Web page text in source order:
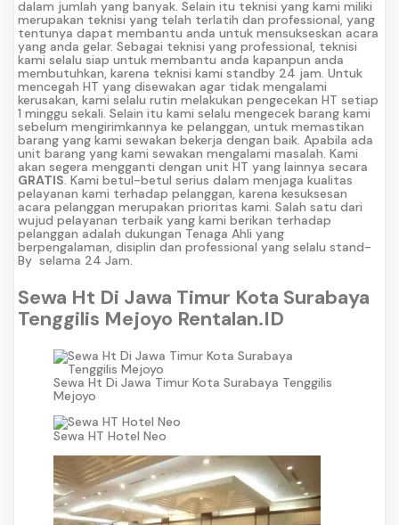
dalam jumlah yang banyak. Selain itu teknisi yang kami miliki
merupakan teknisi yang telah terlatih dan professional, yang
tentunya dapat membantu anda untuk mensukseskan acara
yang anda gelar. Sebagai teknisi yang professional, teknisi
kami selalu siap untuk membantu anda kapanpun anda
membutuhkan, karena teknisi kami standby 24 jam. Untuk
mencegah HT yang disewakan agar tidak mengalami
kerusakan, kami selalu rutin melakukan pengecekan HT setiap
1 minggu sekali. Selain itu kami selalu mengecek barang kami
sebelum mengirimkannya ke pelanggan, untuk memastikan
barang yang kami sewakan bekerja dengan baik. Apabila ada
unit barang yang kami sewakan mengalami masalah. Kami
akan segera mengganti dengan unit HT yang lainnya secara
GRATIS. Kami betul-betul serius dalam menjaga kualitas
pelayanan kami terhadap pelanggan, karena kesuksesan
acara pelanggan merupakan prioritas kami. Salah satu dari
wujud pelayanan terbaik yang kami berikan terhadap
pelanggan adalah dukungan Tenaga Ahli yang
berpengalaman, disiplin dan professional yang selalu stand-
By selama 24 Jam.
Sewa Ht Di Jawa Timur Kota Surabaya
Tenggilis Mejoyo Rentalan.ID
Sewa Ht Di Jawa Timur Kota Surabaya Tenggilis
Mejoyo
Sewa HT Hotel Neo